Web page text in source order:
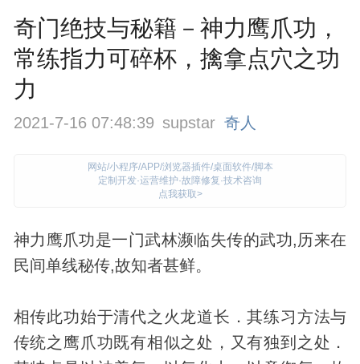
奇门绝技与秘籍－神力鹰爪功，
常练指力可碎杯，擒拿点穴之功
力
2021-7-16 07:48:39 supstar 奇人
网站/小程序/APP/浏览器插件/桌面软件/脚本
定制开发·运营维护·故障修复·技术咨询
点我获取>
神力鹰爪功是一门武林濒临失传的武功,历来在
民间单线秘传,故知者甚鲜。
相传此功始于清代之火龙道长．其练习方法与
传统之鹰爪功既有相似之处，又有独到之处．